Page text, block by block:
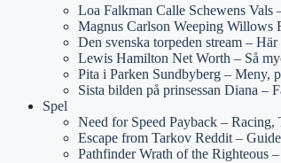
Loa Falkman Calle Schewens Vals
Magnus Carlson Weeping Willows
Den svenska torpeden stream –
Lewis Hamilton Net Worth – Så
Pita i Parken Sundbyberg – Meny,
Sista bilden på prinsessan Diana –
Spel
Need for Speed Payback – Racing,
Escape from Tarkov Reddit –
Pathfinder Wrath of the Righteous